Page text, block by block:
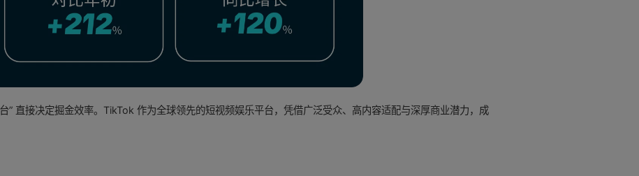
” 直接决定掘金效率。TikTok 作为全球领先的短视频娱乐平台，凭借广泛受众、高内容适配与深厚商业潜力，成